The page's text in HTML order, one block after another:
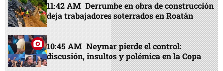
11:42 AM Derrumbe en obra de construcción
deja trabajadores soterrados en Roatán
10:45 AM Neymar pierde el control:
discusión, insultos y polémica en la Copa